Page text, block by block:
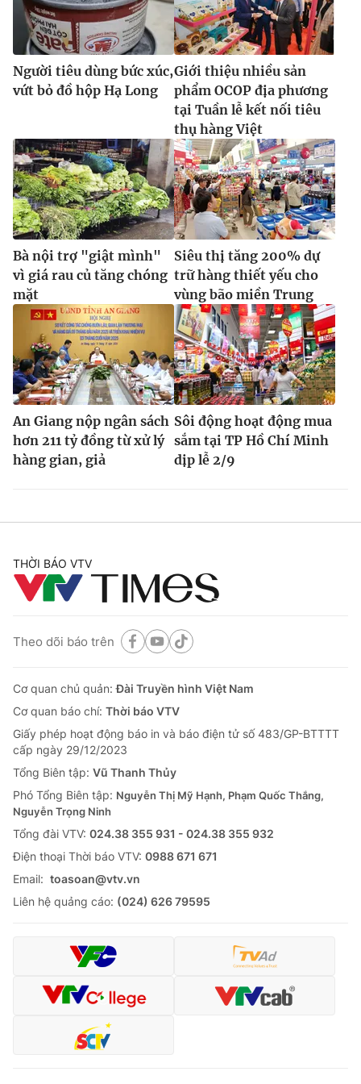
Người tiêu dùng bức xúc,
vứt bỏ đồ hộp Hạ Long
Giới thiệu nhiều sản
phẩm OCOP địa phương
tại Tuần lễ kết nối tiêu
thụ hàng Việt
Bà nội trợ "giật mình"
vì giá rau củ tăng chóng
mặt
Siêu thị tăng 200% dự
trữ hàng thiết yếu cho
vùng bão miền Trung
An Giang nộp ngân sách
hơn 211 tỷ đồng từ xử lý
hàng gian, giả
Sôi động hoạt động mua
sắm tại TP Hồ Chí Minh
dịp lễ 2/9
THỜI BÁO VTV
Theo dõi báo trên
Cơ quan chủ quản:Đài Truyền hình Việt Nam
Cơ quan báo chí: Thời báo VTV
Giấy phép hoạt động báo in và báo điện tử số 483/GP-BTTTT
cấp ngày 29/12/2023
Tổng Biên tập: Vũ Thanh Thủy
Phó Tổng Biên tập: Nguyễn Thị Mỹ Hạnh, Phạm Quốc Thắng,
Nguyễn Trọng Ninh
Tổng đài VTV: 024.38 355 931 - 024.38 355 932
Ðiện thoại Thời báo VTV: 0988 671 671
Email: toasoan@vtv.vn
Liên hệ quảng cáo: (024) 626 79595